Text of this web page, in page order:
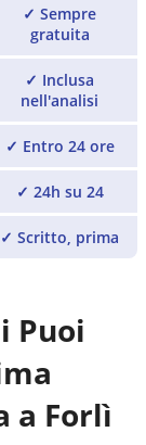
✓ Sempre
gratuita
✓ Inclusa
nell'analisi
✓ Entro 24 ore
✓ 24h su 24
✓ Scritto, prima
Puoi
a Forlì